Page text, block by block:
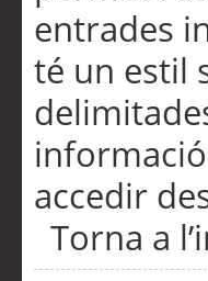
entrades
té un estil
accedir
Torna a